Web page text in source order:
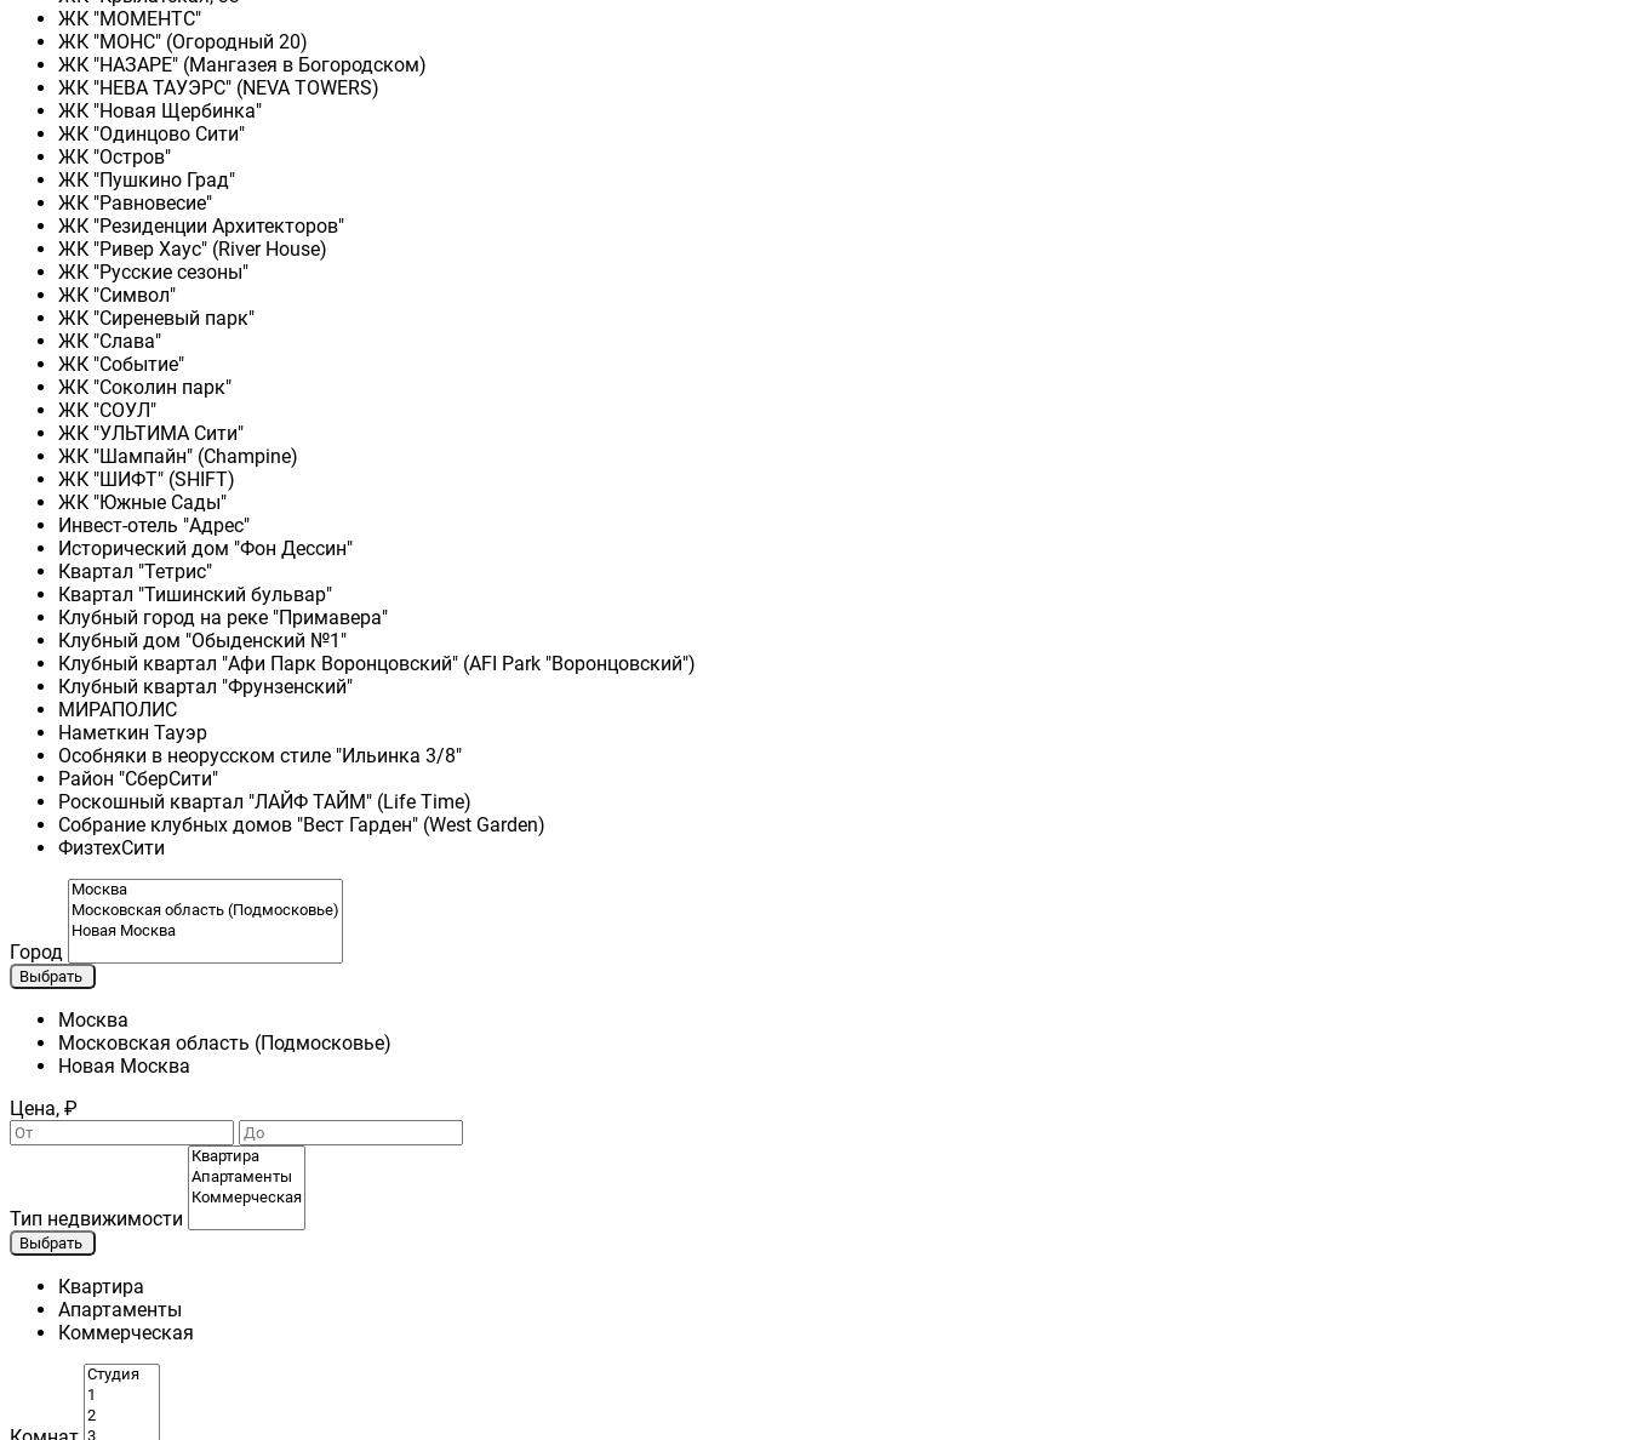
ЖК "МОМЕНТС"
ЖК "МОНС" (Огородный 20)
ЖК "НАЗАРЕ" (Мангазея в Богородском)
ЖК "НЕВА ТАУЭРС" (NEVA TOWERS)
ЖК "Новая Щербинка"
ЖК "Одинцово Сити"
ЖК "Остров"
ЖК "Пушкино Град"
ЖК "Равновесие"
ЖК "Резиденции Архитекторов"
ЖК "Ривер Хаус" (River Нouse)
ЖК "Русские сезоны"
ЖК "Символ"
ЖК "Сиреневый парк"
ЖК "Слава"
ЖК "Событие"
ЖК "Соколин парк"
ЖК "СОУЛ"
ЖК "УЛЬТИМА Сити"
ЖК "Шампайн" (Champine)
ЖК "ШИФТ" (SHIFT)
ЖК "Южные Сады"
Инвест-отель "Адрес"
Исторический дом "Фон Дессин"
Квартал "Тетрис"
Квартал "Тишинский бульвар"
Клубный город на реке "Примавера"
Клубный дом "Обыденский №1"
Клубный квартал "Афи Парк Воронцовский" (AFI Park "Воронцовский")
Клубный квартал "Фрунзенский"
МИРАПОЛИС
Наметкин Тауэр
Особняки в неорусском стиле "Ильинка 3/8"
Район "СберСити"
Роскошный квартал "ЛАЙФ ТАЙМ" (Life Time)
Собрание клубных домов "Вест Гарден" (West Garden)
ФизтехСити
Город
Выбрать
Москва
Московская область (Подмосковье)
Новая Москва
Цена, ₽
Тип недвижимости
Выбрать
Квартира
Апартаменты
Коммерческая